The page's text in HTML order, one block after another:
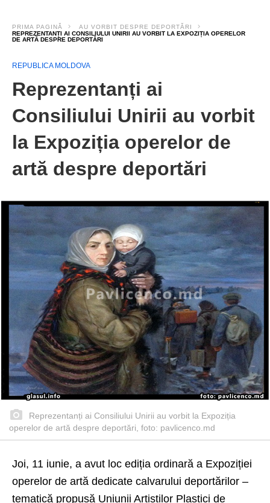
PRIMA PAGINĂ
AU VORBIT DESPRE DEPORTĂRI
REPREZENTANȚI AI CONSILIULUI UNIRII AU VORBIT LA EXPOZIȚIA OPERELOR
DE ARTĂ DESPRE DEPORTĂRI
REPUBLICA MOLDOVA
Reprezentanți ai
Consiliului Unirii au vorbit
la Expoziția operelor de
artă despre deportări
Reprezentanți ai Consiliului Unirii au vorbit la Expoziția
operelor de artă despre deportări, foto: pavlicenco.md
Joi, 11 iunie, a avut loc ediția ordinară a Expoziției
operelor de artă dedicate calvarului deportărilor –
tematică propusă Uniunii Artiștilor Plastici de